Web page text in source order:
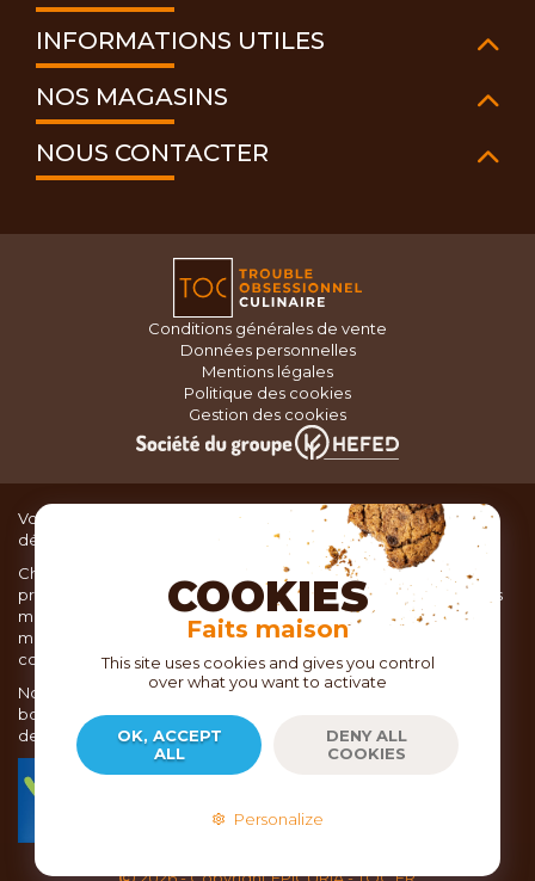
INFORMATIONS UTILES
NOS MAGASINS
NOUS CONTACTER
Conditions générales de vente
Données personnelles
Mentions légales
Politique des cookies
Gestion des cookies
Vous recherchez du matériel de cuisine pour concocter de
délicieux plats ou des pâtisseries dignes d’un grand chef ?
Chez TOC, boutique d’ustensiles de cuisine, nous vous
proposons une large sélection de produits issus des meilleures
marques de matériel de cuisine: Ustensiles de pâtisserie,
matériel de cuisson, service de table, ustensiles de cuisine,
coutellerie, set picnic.
Nous vous réservons un accueil chaleureux au sein de nos 21
boutiques, mais vous trouverez également tout votre matériel
de cuisine en ligne sur notre site internet toc.fr
commerce et de la vente à distance depuis 2018.
2026- Copyright EPICURIA - TOC.FR
COOKIES
Faits maison
This site uses cookies and gives you control
over what you want to activate
OK, ACCEPT
ALL
DENY ALL
COOKIES
Personalize